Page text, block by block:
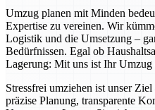
Umzug planen mit Minden
Expertise zu vereinen. Wir
Logistik und die Umsetzung –
Bedürfnissen. Egal ob
Lagerung: Mit uns ist Ihr
Stressfrei umziehen ist unser
präzise Planung, transparente